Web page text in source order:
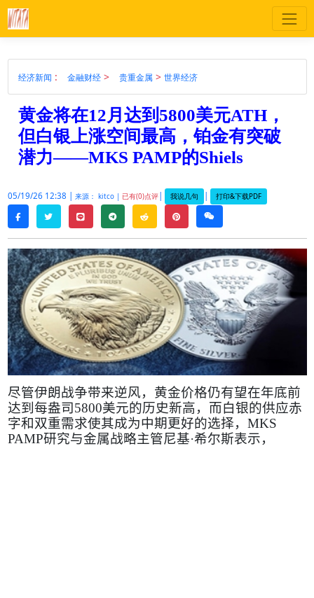
经济新闻 : 金融财经> 贵重金属 > 世界经济
黄金将在12月达到5800美元ATH，
但白银上涨空间最高，铂金有突破
潜力——MKS PAMP的Shiels
05/19/26 12:38 | 来源： kitco | 已有(0)点评| 我说几句 | 打印&下载PDF
facebooktwitterline telegramreddit pinterestweixin
尽管伊朗战争带来逆风，黄金价格仍有望在年底前
达到每盎司5800美元的历史新高，而白银的供应赤
字和双重需求使其成为中期更好的选择， MKS
PAMP研究与金属战略主管尼基·希尔斯表示，